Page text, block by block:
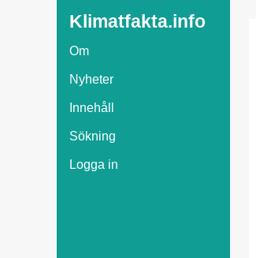
Klimatfakta.info
Om
Nyheter
Innehåll
Sökning
Logga in